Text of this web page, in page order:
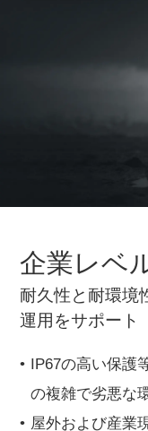
企業レベ
耐久性と耐環境
運用をサポート
IP67の高い保護
の複雑で劣悪な
屋外および産業